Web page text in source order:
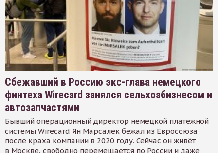
Сбежавший в Россию экс-глава немецкого
финтеха Wirecard занялся сельхозбизнесом и
автозапчастями
Бывший операционный директор немецкой платёжной
системы Wirecard Ян Марсалек бежал из Евросоюза
после краха компании в 2020 году. Сейчас он живёт
в Москве, свободно перемещается по России и даже